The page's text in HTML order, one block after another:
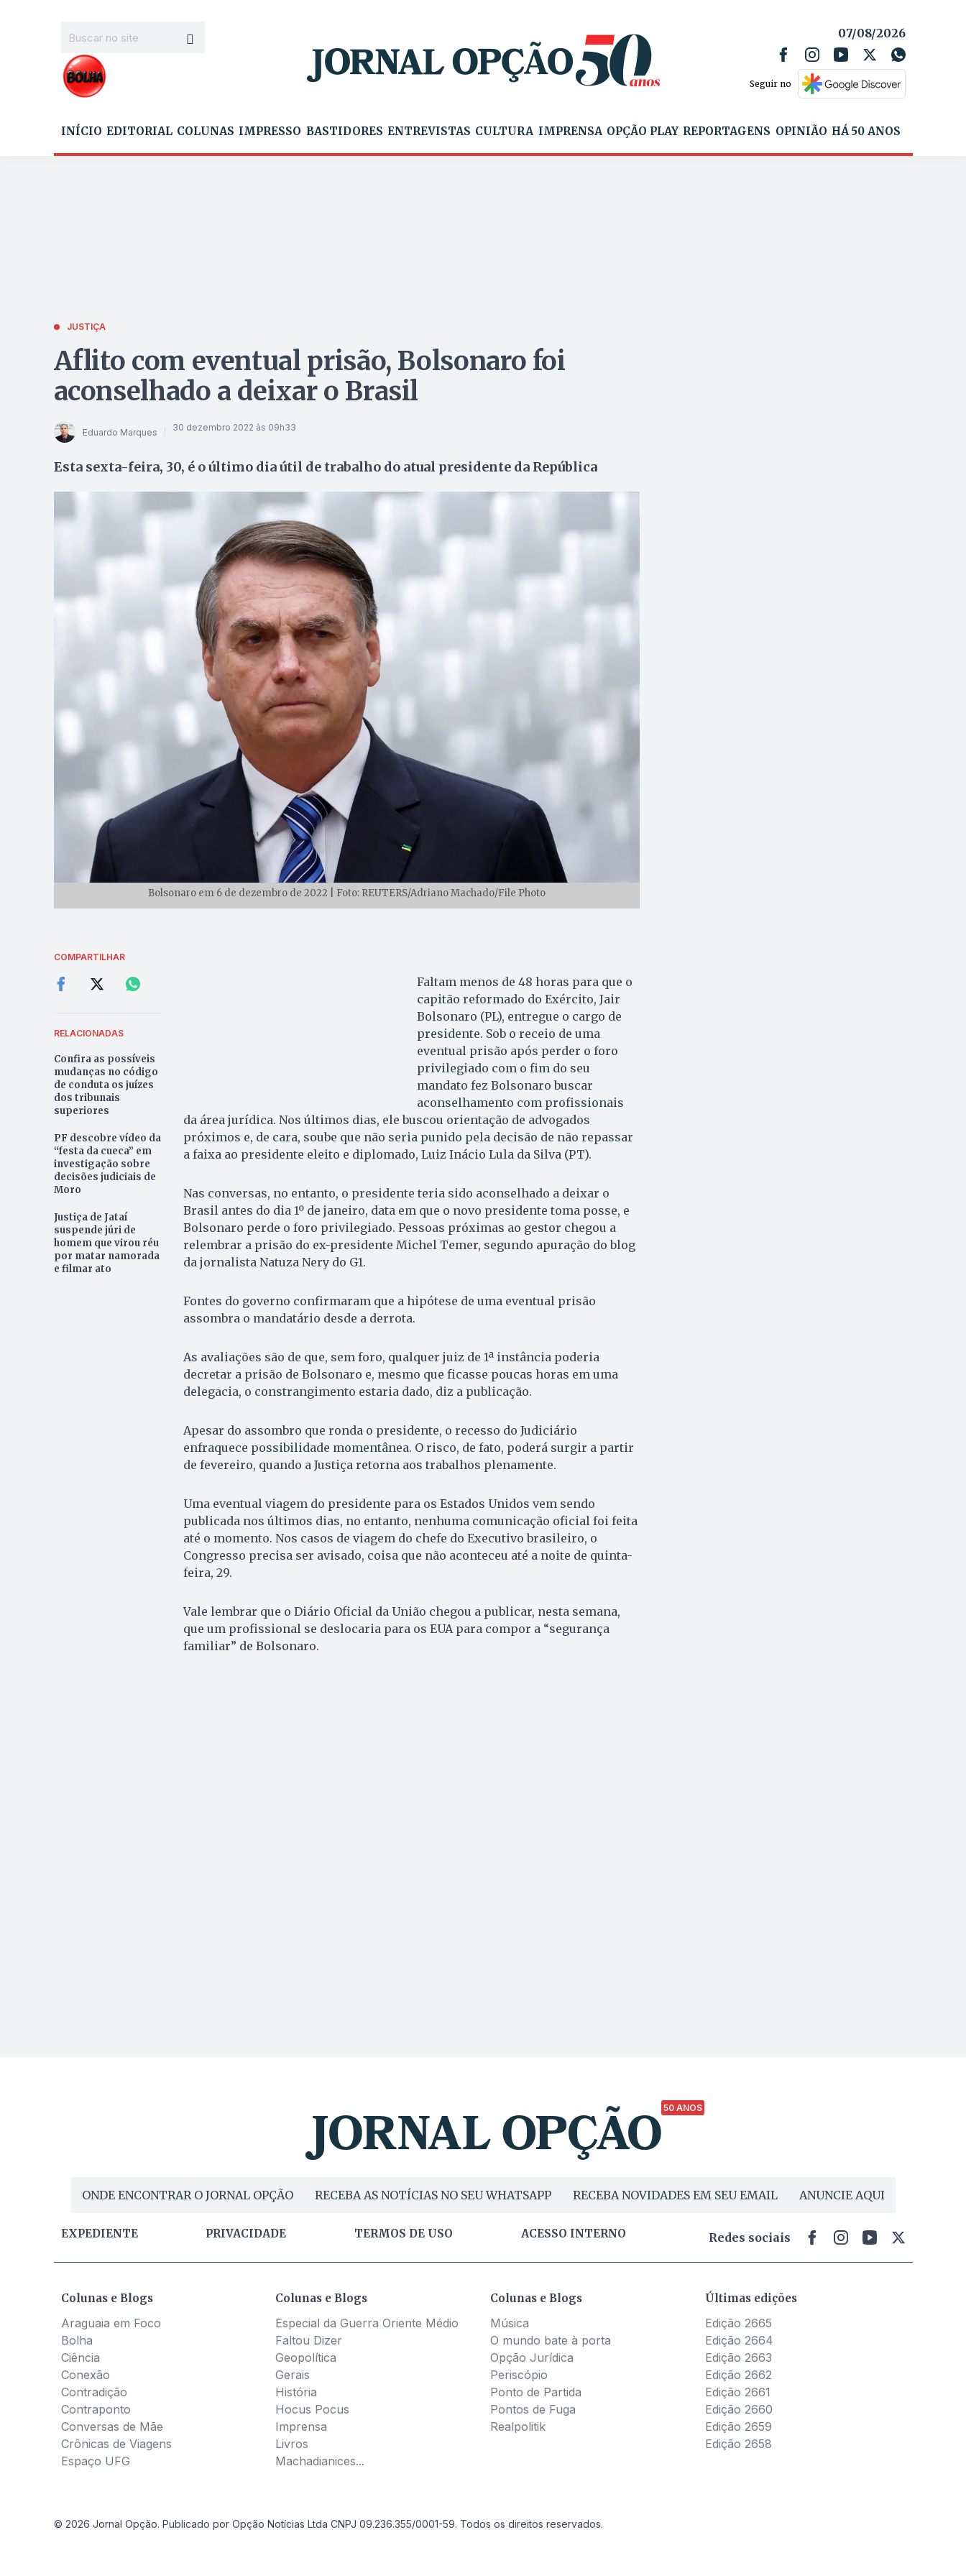
07/08/2026
Seguir no
INÍCIO EDITORIAL COLUNAS IMPRESSO BASTIDORES ENTREVISTAS CULTURA IMPRENSA OPÇÃO PLAY REPORTAGENS OPINIÃO HÁ 50 ANOS
JUSTIÇA
Aflito com eventual prisão, Bolsonaro foi
aconselhado a deixar o Brasil
Eduardo Marques 30 dezembro 2022 às 09h33
Esta sexta-feira, 30, é o último dia útil de trabalho do atual presidente da República
Bolsonaro em 6 de dezembro de 2022 | Foto: REUTERS/Adriano Machado/File Photo
COMPARTILHAR
RELACIONADAS
Confira as possíveis
mudanças no código
de conduta os juízes
dos tribunais
superiores
PF descobre vídeo da
“festa da cueca” em
investigação sobre
decisões judiciais de
Moro
Justiça de Jataí
suspende júri de
homem que virou réu
por matar namorada
e filmar ato
Faltam menos de 48 horas para que o
capitão reformado do Exército, Jair
Bolsonaro (PL), entregue o cargo de
presidente. Sob o receio de uma
eventual prisão após perder o foro
privilegiado com o fim do seu
mandato fez Bolsonaro buscar
aconselhamento com profissionais
da área jurídica. Nos últimos dias, ele buscou orientação de advogados
próximos e, de cara, soube que não seria punido pela decisão de não repassar
a faixa ao presidente eleito e diplomado, Luiz Inácio Lula da Silva (PT).
Nas conversas, no entanto, o presidente teria sido aconselhado a deixar o
Brasil antes do dia 1º de janeiro, data em que o novo presidente toma posse, e
Bolsonaro perde o foro privilegiado. Pessoas próximas ao gestor chegou a
relembrar a prisão do ex-presidente Michel Temer, segundo apuração do blog
da jornalista Natuza Nery do G1.
Fontes do governo confirmaram que a hipótese de uma eventual prisão
assombra o mandatário desde a derrota.
As avaliações são de que, sem foro, qualquer juiz de 1ª instância poderia
decretar a prisão de Bolsonaro e, mesmo que ficasse poucas horas em uma
delegacia, o constrangimento estaria dado, diz a publicação.
Apesar do assombro que ronda o presidente, o recesso do Judiciário
enfraquece possibilidade momentânea. O risco, de fato, poderá surgir a partir
de fevereiro, quando a Justiça retorna aos trabalhos plenamente.
Uma eventual viagem do presidente para os Estados Unidos vem sendo
publicada nos últimos dias, no entanto, nenhuma comunicação oficial foi feita
até o momento. Nos casos de viagem do chefe do Executivo brasileiro, o
Congresso precisa ser avisado, coisa que não aconteceu até a noite de quinta-
feira, 29.
Vale lembrar que o Diário Oficial da União chegou a publicar, nesta semana,
que um profissional se deslocaria para os EUA para compor a “segurança
familiar” de Bolsonaro.
50 ANOS
ONDE ENCONTRAR O JORNAL OPÇÃO RECEBA AS NOTÍCIAS NO SEU WHATSAPP RECEBA NOVIDADES EM SEU EMAIL ANUNCIE AQUI
EXPEDIENTE PRIVACIDADE TERMOS DE USO ACESSO INTERNO Redes sociais
Colunas e Blogs
Araguaia em Foco
Bolha
Ciência
Conexão
Contradição
Contraponto
Conversas de Mãe
Crônicas de Viagens
Espaço UFG
Colunas e Blogs
Especial da Guerra Oriente Médio
Faltou Dizer
Geopolítica
Gerais
História
Hocus Pocus
Imprensa
Livros
Machadianices...
Colunas e Blogs
Música
O mundo bate à porta
Opção Jurídica
Periscópio
Ponto de Partida
Pontos de Fuga
Realpolitik
Últimas edições
Edição 2665
Edição 2664
Edição 2663
Edição 2662
Edição 2661
Edição 2660
Edição 2659
Edição 2658
© 2026 Jornal Opção. Publicado por Opção Notícias Ltda CNPJ 09.236.355/0001-59. Todos os direitos reservados.